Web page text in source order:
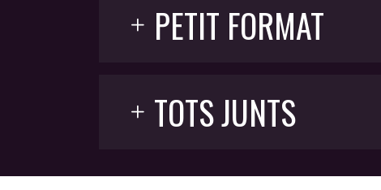
PETIT FORMAT
TOTS JUNTS